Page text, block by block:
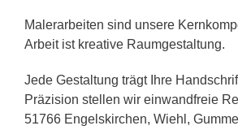
Malerarbeiten sind unsere
Arbeit ist kreative Raumgestaltung.
Jede Gestaltung trägt Ihre
Präzision stellen wir einwandfreie
51766 Engelskirchen, Wiehl,